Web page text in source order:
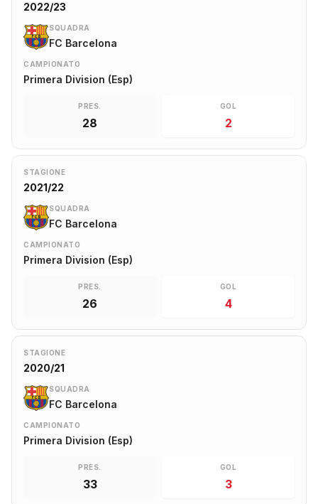
2022/23
SQUADRA
FC Barcelona
CAMPIONATO
Primera Division (Esp)
PRES.
28
GOL
2
STAGIONE
2021/22
SQUADRA
FC Barcelona
CAMPIONATO
Primera Division (Esp)
PRES.
26
GOL
4
STAGIONE
2020/21
SQUADRA
FC Barcelona
CAMPIONATO
Primera Division (Esp)
PRES.
33
GOL
3